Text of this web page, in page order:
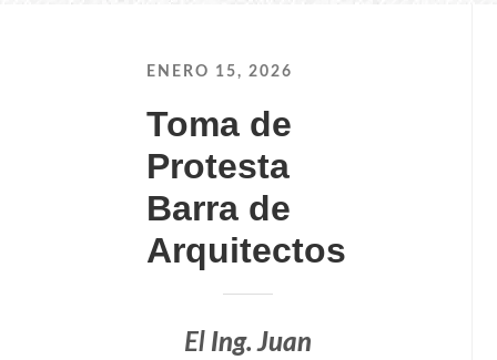
ENERO 15, 2026
Toma de
Protesta
Barra de
Arquitectos
El Ing. Juan